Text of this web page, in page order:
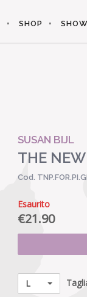
SHOP
SUSAN BIJL
THE
Cod.
Esaurito
€21.90
L